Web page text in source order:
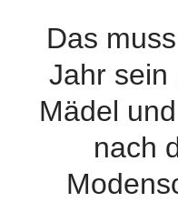
Das
Jahr
Mädel
nach